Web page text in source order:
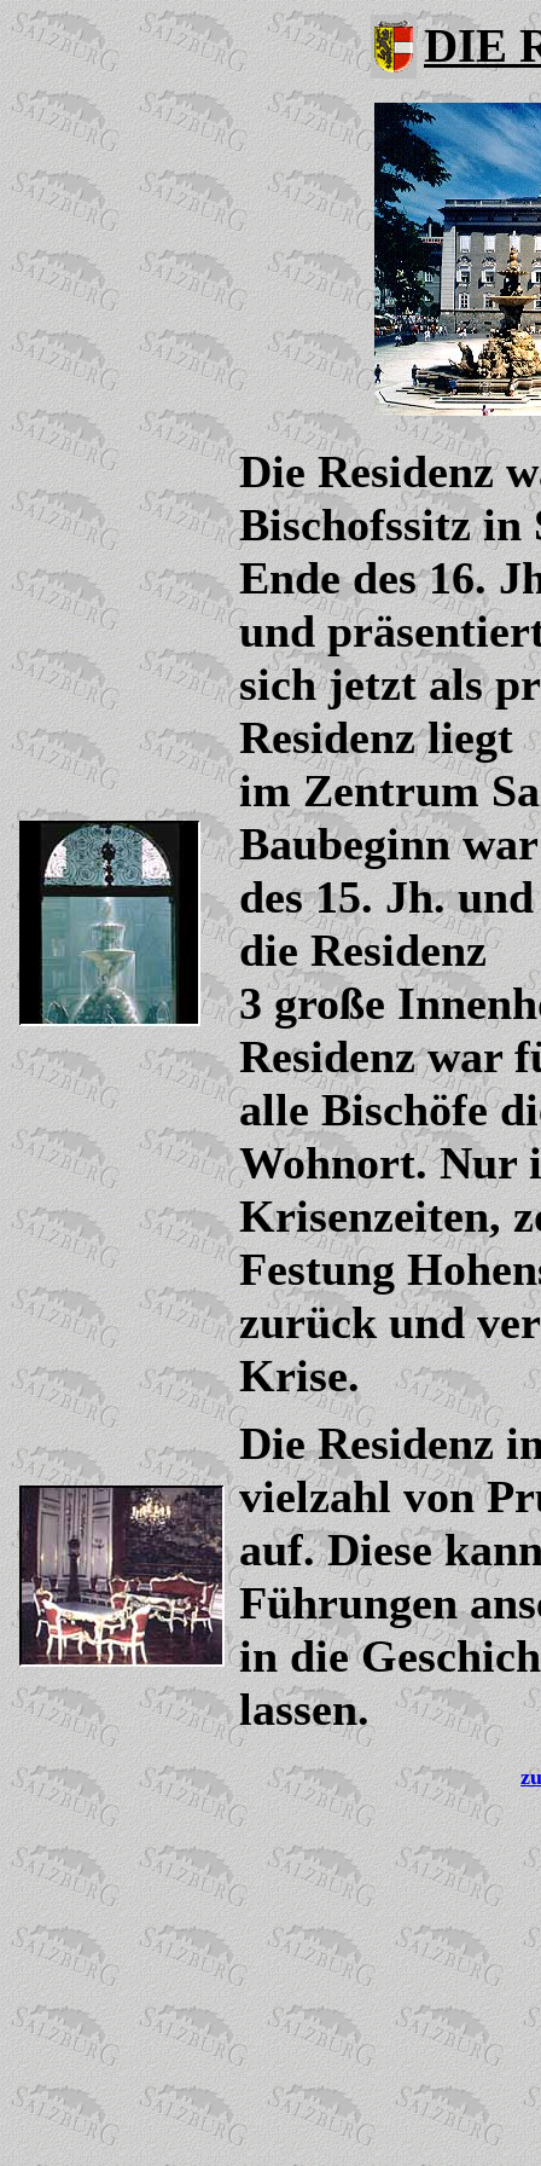
DIE
Die Residenz
Bischofssitz in
Ende des 16.
und
sich jetzt als
Residenz liegt
im Zentrum
Baubeginn
des 15. Jh.
die Residenz
3 große
Residenz war
alle Bischöfe
Wohnort. Nur
Krisenzeiten,
Festung
zurück und
Krise.
Die Residenz
vielzahl von
auf. Diese
Führungen
in die
lassen.